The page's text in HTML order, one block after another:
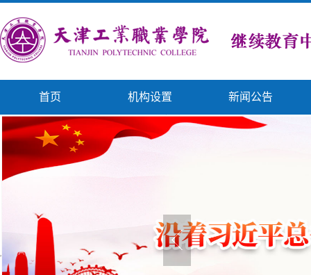
首页 机构设置 新闻公告